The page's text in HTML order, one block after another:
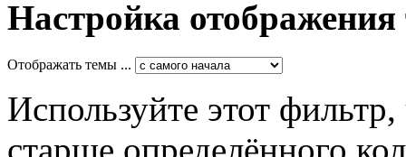
Настройка отображения
Отображать темы ...
Используйте этот
старше определённого